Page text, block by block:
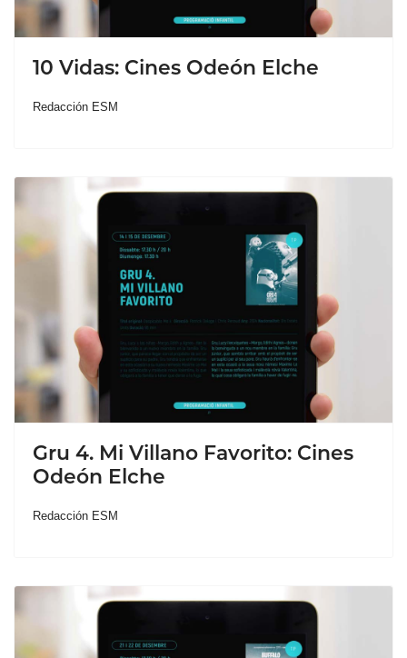
10 Vidas: Cines Odeón Elche
Redacción ESM
Gru 4. Mi Villano Favorito: Cines
Odeón Elche
Redacción ESM